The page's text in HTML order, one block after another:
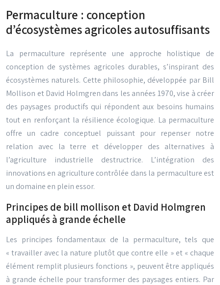
Permaculture : conception
d’écosystèmes agricoles autosuffisants
La permaculture représente une approche holistique de
conception de systèmes agricoles durables, s’inspirant des
écosystèmes naturels. Cette philosophie, développée par Bill
Mollison et David Holmgren dans les années 1970, vise à créer
des paysages productifs qui répondent aux besoins humains
tout en renforçant la résilience écologique. La permaculture
offre un cadre conceptuel puissant pour repenser notre
relation avec la terre et développer des alternatives à
l’agriculture industrielle destructrice. L’intégration des
innovations en agriculture contrôlée dans la permaculture est
un domaine en plein essor.
Principes de bill mollison et David Holmgren
appliqués à grande échelle
Les principes fondamentaux de la permaculture, tels que
« travailler avec la nature plutôt que contre elle » et « chaque
élément remplit plusieurs fonctions », peuvent être appliqués
à grande échelle pour transformer des paysages entiers. Par